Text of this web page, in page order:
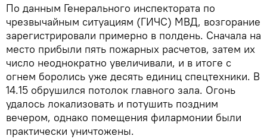
По данным Генерального инспектората по
чрезвычайным ситуациям (ГИЧС) МВД, возгорание
зарегистрировали примерно в полдень. Сначала на
место прибыли пять пожарных расчетов, затем их
число неоднократно увеличивали, и в итоге с
огнем боролись уже десять единиц спецтехники. В
14.15 обрушился потолок главного зала. Огонь
удалось локализовать и потушить поздним
вечером, однако помещения филармонии были
практически уничтожены.